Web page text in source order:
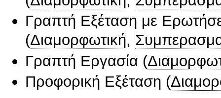
Γραπτή Εξέταση με
(Διαμορφωτική,
Γραπτή Εργασία (
Προφορική Εξέταση (